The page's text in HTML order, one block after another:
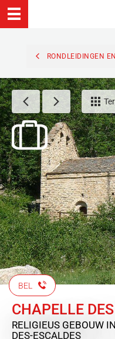
RONDLEIDINGEN
BEL
CHAPELLE
RELIGIEUS GEBOUW
DES-ESCALDES